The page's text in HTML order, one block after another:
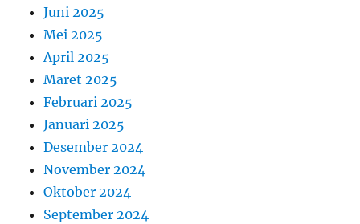
Juni 2025
Mei 2025
April 2025
Maret 2025
Februari 2025
Januari 2025
Desember 2024
November 2024
Oktober 2024
September 2024